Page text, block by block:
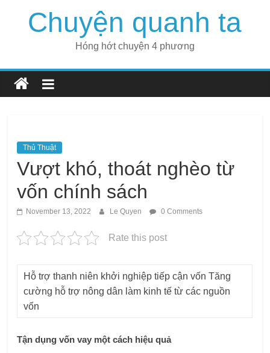
Chuyện quanh ta
Hóng hớt chuyện 4 phương
Thủ Thuật
Vượt khó, thoát nghèo từ
vốn chính sách
November 13, 2022 Le Quyen 0 Comments
Rate this post
Hỗ trợ thanh niên khởi nghiệp tiếp cận vốn Tăng
cường hỗ trợ nông dân làm kinh tế từ các nguồn
vốn
Tận dụng vốn vay một cách hiệu quả